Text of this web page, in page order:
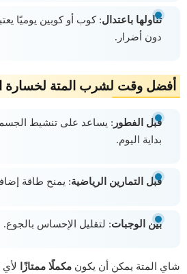
تناولها باعتدال: كوب أو كوبين يوميًا
دون أضرار.
أفضل وقت لشرب المتة لخسارة
قبل الفطور : يساعد على تنشيط
بداية اليوم.
قبل التمارين الرياضية: يمنح طاقة
بين الوجبات: لتقليل الإحساس بالجوع.
شاي المتة يمكن أن يكون مكملًا ممتازًا